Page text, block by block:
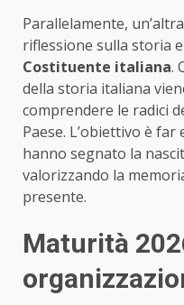
Parallelamente,
riflessione sulla storia
Costituente italiana.
della storia italiana
comprendere le radici
Paese. L’obiettivo è
hanno segnato la
valorizzando la
presente.
Maturità